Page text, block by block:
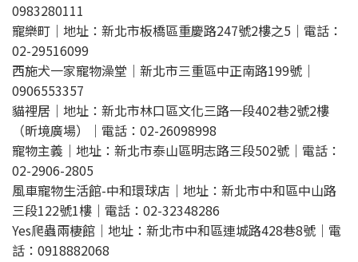
0983280111
寵樂町｜地址：新北市板橋區重慶路247號2樓之5｜電話：
02-29516099
西施犬一家寵物澡堂｜新北市三重區中正南路199號｜
0906553357
貓裡居｜地址：新北市林口區文化三路一段402巷2號2樓
（昕境廣場）｜電話：02-26098998
寵物主義｜地址：新北市泰山區明志路三段502號｜電話：
02-2906-2805
風車寵物生活館-中和環球店｜地址：新北市中和區中山路
三段122號1樓｜電話：02-32348286
Yes爬蟲兩棲館｜地址：新北市中和區連城路428巷8號｜電
話：0918882068